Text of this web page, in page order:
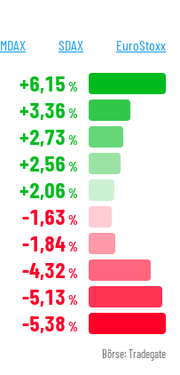
MDAX SDAX EuroStoxx
+6,15 %
+3,36 %
+2,73 %
+2,56 %
+2,06 %
-1,63 %
-1,84%
-4,32 %
-5,13 %
-5,38 %
Börse: Tradegate